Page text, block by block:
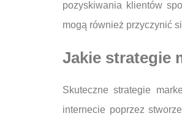
pozyskiwania klientów
mogą również przyczynić
Jakie strategie
Skuteczne strategie
internecie poprzez